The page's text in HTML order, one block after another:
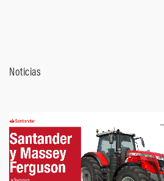
Noticias